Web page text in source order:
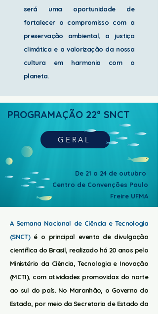
será uma oportunidade de
fortalecer o compromisso com a
preservação ambiental, a justiça
climática e a valorização da nossa
cultura em harmonia com o
planeta.
PROGRAMAÇÃO 22º SNCT
GERAL
De 21 a 24 de outubro
Centro de Convenções Paulo
Freire UFMA
A Semana Nacional de Ciência e Tecnologia
(SNCT)é o principal evento de divulgação
científica do Brasil, realizado há 20 anos pelo
Ministério da Ciência, Tecnologia e Inovação
(MCTI), com atividades promovidas do norte
ao sul do país. No Maranhão, o Governo do
Estado, por meio da Secretaria de Estado da